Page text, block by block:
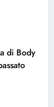
di Body